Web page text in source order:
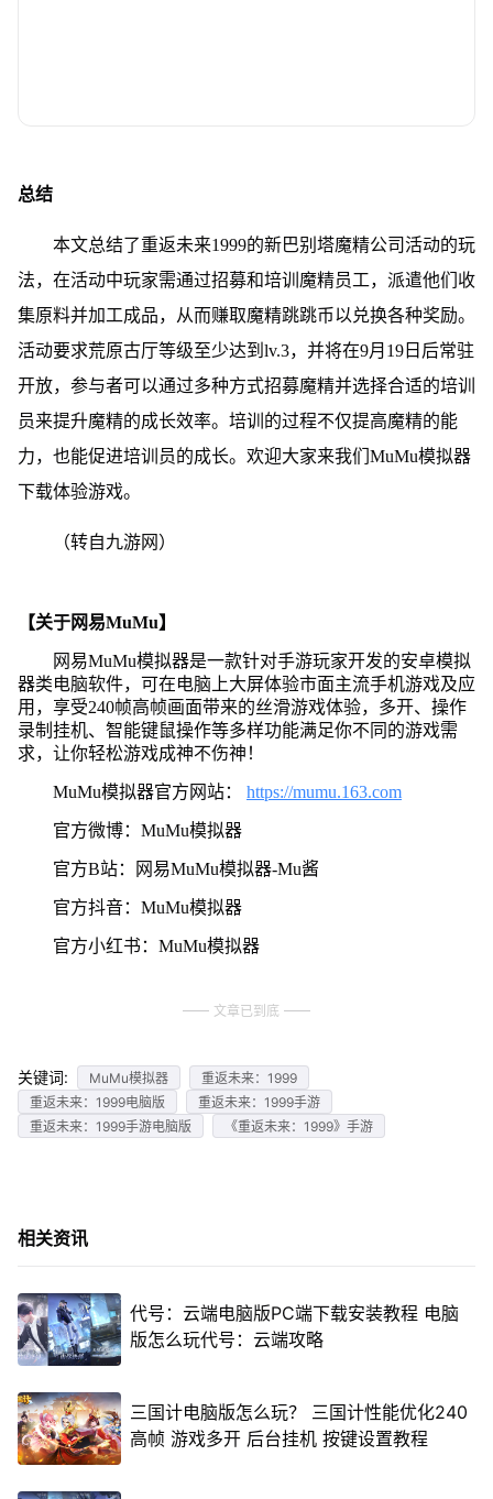
总结
本文总结了重返未来1999的新巴别塔魔精公司活动的玩
法，在活动中玩家需通过招募和培训魔精员工，派遣他们收
集原料并加工成品，从而赚取魔精跳跳币以兑换各种奖励。
活动要求荒原古厅等级至少达到lv.3，并将在9月19日后常驻
开放，参与者可以通过多种方式招募魔精并选择合适的培训
员来提升魔精的成长效率。培训的过程不仅提高魔精的能
力，也能促进培训员的成长。欢迎大家来我们MuMu模拟器
下载体验游戏。
（转自九游网）
【关于网易MuMu】
网易MuMu模拟器是一款针对手游玩家开发的安卓模拟
器类电脑软件，可在电脑上大屏体验市面主流手机游戏及应
用，享受240帧高帧画面带来的丝滑游戏体验，多开、操作
录制挂机、智能键鼠操作等多样功能满足你不同的游戏需
求，让你轻松游戏成神不伤神！
MuMu模拟器官方网站： https://mumu.163.com
官方微博：MuMu模拟器
官方B站：网易MuMu模拟器-Mu酱
官方抖音：MuMu模拟器
官方小红书：MuMu模拟器
文章已到底
关键词: MuMu模拟器
重返未来：1999
重返未来：1999电脑版
重返未来：1999手游
重返未来：1999手游电脑版
《重返未来：1999》手游
相关资讯
代号：云端电脑版PC端下载安装教程 电脑
版怎么玩代号：云端攻略
三国计电脑版怎么玩？ 三国计性能优化240
高帧 游戏多开 后台挂机 按键设置教程